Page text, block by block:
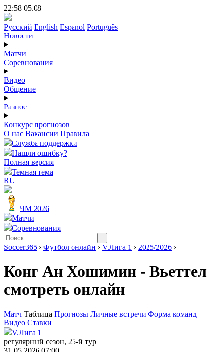
22:58 05.08
Русский English Espanol Português
Новости
Матчи
Соревнования
Видео
Общение
Разное
Конкурс прогнозов
О нас Вакансии Правила
Служба поддержки
Нашли ошибку?
Полная версия
Темная тема
RU
ЧМ 2026
Матчи
Соревнования
Soccer365 › Футбол онлайн › V.Лига 1 › 2025/2026 ›
Конг Ан Хошимин - Вьеттел
смотреть онлайн
Матч Таблица Прогнозы Личные встречи Форма команд
Видео Ставки
V.Лига 1
регулярный сезон, 25-й тур
31.05.2026 07:00